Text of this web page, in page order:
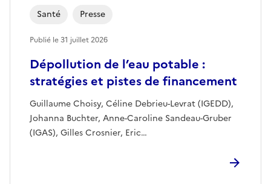
Dépollution de l’eau potable :
stratégies et pistes de financement
Guillaume Choisy, Céline Debrieu-Levrat (IGEDD),
Johanna Buchter, Anne-Caroline Sandeau-Gruber
(IGAS), Gilles Crosnier, Eric…
Santé Presse
Publié le31 juillet 2026